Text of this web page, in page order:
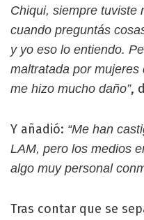
Chiqui, siempre tuviste
cuando preguntás
y yo eso lo entiendo.
maltratada por
me hizo mucho daño”,
Y añadió: “Me han
LAM, pero los medios
algo muy personal
Tras contar que se